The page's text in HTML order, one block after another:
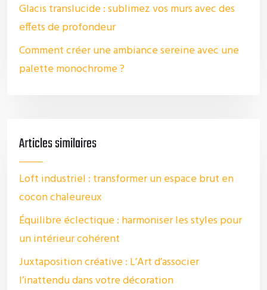
Glacis translucide : sublimez vos murs avec des
effets de profondeur
Comment créer une ambiance sereine avec une
palette monochrome ?
Articles similaires
Loft industriel : transformer un espace brut en
cocon chaleureux
Équilibre éclectique : harmoniser les styles pour
un intérieur cohérent
Juxtaposition créative : L’Art d’associer
l’inattendu dans votre décoration